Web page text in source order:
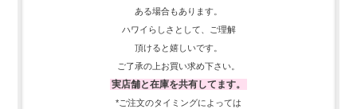
ある場合もあります。
ハワイらしさとして、
ご理解
頂ける と嬉しいです。
ご了承の上お買い求め下さい。
実店舗と在庫を共有してます。
*ご注文のタイミングによっては